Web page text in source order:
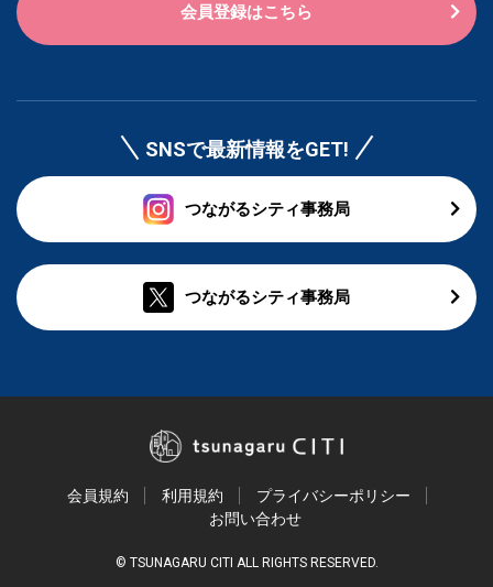
会員登録はこちら
SNSで最新情報をGET!
つながるシティ事務局
つながるシティ事務局
会員規約 利用規約
プライバシーポリシー
お問い合わせ
© TSUNAGARU CITI ALL RIGHTS RESERVED.